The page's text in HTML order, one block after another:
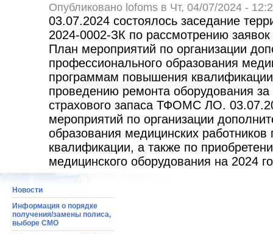
Опубликовано lofoms в Чт, 04/07/2024 -
03.07.2024 состоялось заседание
2024-0002-ЗК по рассмотрению
План мероприятий по организации
профессионального образования
программам повышения
проведению ремонта оборудования за
страхового запаса ТФОМС ЛО.
мероприятий по организации
образования медицинских
квалификации, а также по
медицинского оборудования на 2024
Новости
Информация о порядке
получения/замены полиса,
выборе СМО